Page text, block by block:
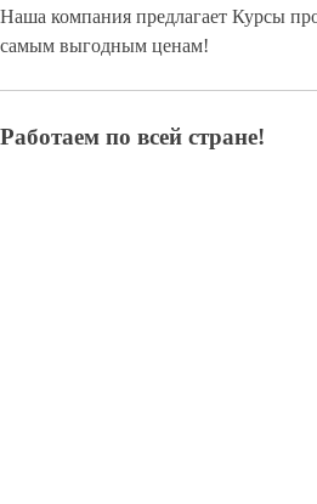
Наша компания предлагает Курсы
самым выгодным ценам!
Работаем по всей стране!